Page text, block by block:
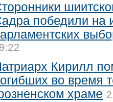
победили на
Кирилл
во время
храме